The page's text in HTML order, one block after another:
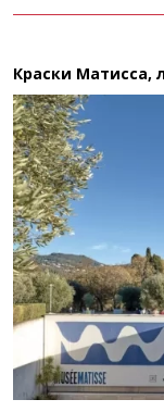
Краски Матисса,